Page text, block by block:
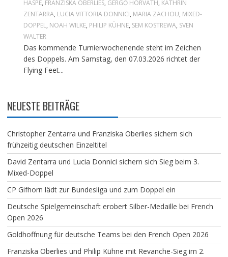
HASPE, FRANZISKA OBERLIES, GERGŐ HORVÁTH, KATHRIN
ZENTARRA, LUCIA VITTORIA DONNICI, MARIA ZACHOU, MIXED-
DOPPEL, NOAH WILKE, PHILIP KÜHNE, SEM KOSTREWA, SVEN
WALTER
Das kommende Turnierwochenende steht im Zeichen
des Doppels. Am Samstag, den 07.03.2026 richtet der
Flying Feet...
NEUESTE BEITRÄGE
Christopher Zentarra und Franziska Oberlies sichern sich
frühzeitig deutschen Einzeltitel
David Zentarra und Lucia Donnici sichern sich Sieg beim 3.
Mixed-Doppel
CP Gifhorn lädt zur Bundesliga und zum Doppel ein
Deutsche Spielgemeinschaft erobert Silber-Medaille bei French
Open 2026
Goldhoffnung für deutsche Teams bei den French Open 2026
Franziska Oberlies und Philip Kühne mit Revanche-Sieg im 2.